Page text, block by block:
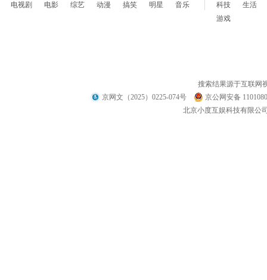
电视剧 电影 综艺 动漫 搞笑 明星 音乐 科技
生活
游戏
搜索结果源于互联网
京网文（2025）0225-074号
京公网安备
北京小度互娱科技有限公